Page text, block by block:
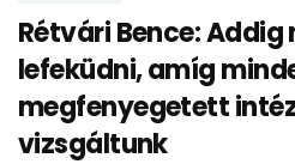
Rétvári Bence:
lefeküdni, amíg
megfenyegetett
vizsgáltunk